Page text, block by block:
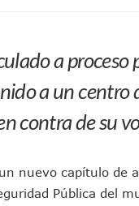
Del Orgullo
Partido Verde Conforma Su
Buques Mexicanos Parten
Transporte Eléctrico
Centro De Autismo Es Un
Y Oleaje Elevado
a
a un
contra de su
nuevo capítulo de
Pública del